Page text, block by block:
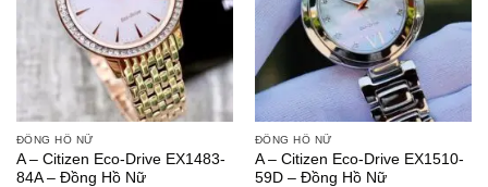
ĐỒNG HỒ NỮ
A – Citizen Eco-Drive EX1483-
84A – Đồng Hồ Nữ
ĐỒNG HỒ NỮ
A – Citizen Eco-Drive EX1510-
59D – Đồng Hồ Nữ